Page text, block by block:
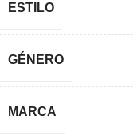
ESTILO
GÉNERO
MARCA